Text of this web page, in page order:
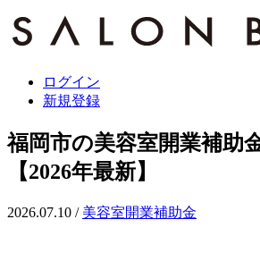
ログイン
新規登録
福岡市の美容室開業補助
【2026年最新】
2026.07.10 / 美容室開業補助金